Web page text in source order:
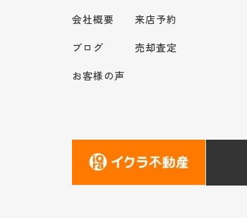
会社概要
ブログ
お客様の声
来店予約
売却査定